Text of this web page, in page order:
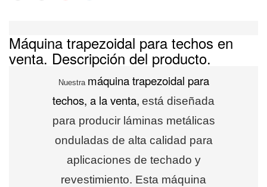
Máquina trapezoidal para techos en
venta. Descripción del producto.
Nuestra máquina trapezoidal para
techos, a la venta, está diseñada
para producir láminas metálicas
onduladas de alta calidad para
aplicaciones de techado y
revestimiento. Esta máquina